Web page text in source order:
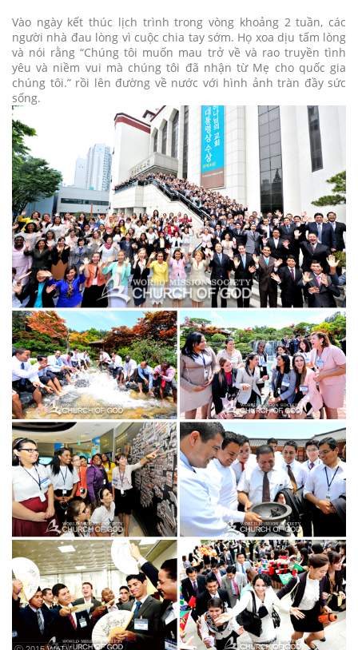
Vào ngày kết thúc lịch trình trong vòng khoảng 2 tuần, các
người nhà đau lòng vì cuộc chia tay sớm. Họ xoa dịu tấm lòng
và nói rằng “Chúng tôi muốn mau trở về và rao truyền tình
yêu và niềm vui mà chúng tôi đã nhận từ Mẹ cho quốc gia
chúng tôi.” rồi lên đường về nước với hình ảnh tràn đầy sức
sống.